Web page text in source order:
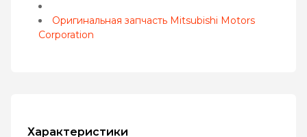
Оригинальная запчасть Mitsubishi Motors
Corporation
Характеристики